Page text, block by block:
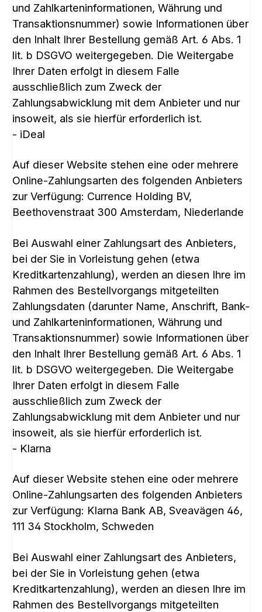
und Zahlkarteninformationen, Währung und
Transaktionsnummer) sowie Informationen über
den Inhalt Ihrer Bestellung gemäß Art. 6 Abs. 1
lit. b DSGVO weitergegeben. Die Weitergabe
Ihrer Daten erfolgt in diesem Falle
ausschließlich zum Zweck der
Zahlungsabwicklung mit dem Anbieter und nur
insoweit, als sie hierfür erforderlich ist.
- iDeal
Auf dieser Website stehen eine oder mehrere
Online-Zahlungsarten des folgenden Anbieters
zur Verfügung: Currence Holding BV,
Beethovenstraat 300 Amsterdam, Niederlande
Bei Auswahl einer Zahlungsart des Anbieters,
bei der Sie in Vorleistung gehen (etwa
Kreditkartenzahlung), werden an diesen Ihre im
Rahmen des Bestellvorgangs mitgeteilten
Zahlungsdaten (darunter Name, Anschrift, Bank-
und Zahlkarteninformationen, Währung und
Transaktionsnummer) sowie Informationen über
den Inhalt Ihrer Bestellung gemäß Art. 6 Abs. 1
lit. b DSGVO weitergegeben. Die Weitergabe
Ihrer Daten erfolgt in diesem Falle
ausschließlich zum Zweck der
Zahlungsabwicklung mit dem Anbieter und nur
insoweit, als sie hierfür erforderlich ist.
- Klarna
Auf dieser Website stehen eine oder mehrere
Online-Zahlungsarten des folgenden Anbieters
zur Verfügung: Klarna Bank AB, Sveavägen 46,
111 34 Stockholm, Schweden
Bei Auswahl einer Zahlungsart des Anbieters,
bei der Sie in Vorleistung gehen (etwa
Kreditkartenzahlung), werden an diesen Ihre im
Rahmen des Bestellvorgangs mitgeteilten